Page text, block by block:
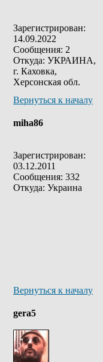
Зарегистрирован:
14.09.2022
Сообщения: 2
Откуда: УКРАИНА,
г. Каховка,
Херсонская обл.
Вернуться к началу
miha86
Зарегистрирован:
03.12.2011
Сообщения: 332
Откуда: Украина
Вернуться к началу
gera5